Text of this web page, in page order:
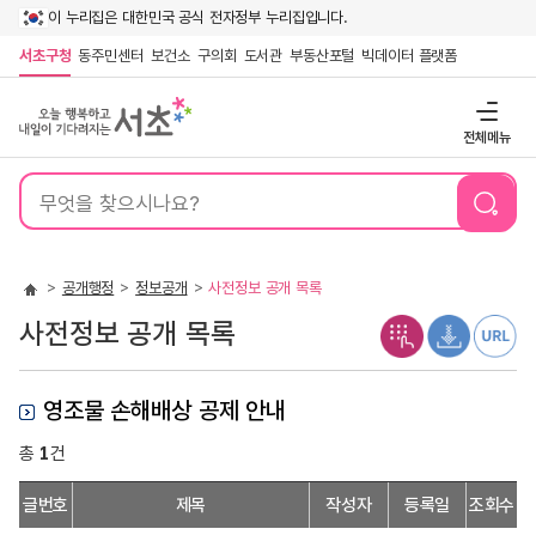
이 누리집은 대한민국 공식 전자정부 누리집입니다.
서초구청 동주민센터 보건소 구의회 도서관 부동산포털 빅데이터 플랫폼
전체메뉴
통
검
공개행정 정보공개 사전정보 공개 목록
사전정보 공개 목록
영조물 손해배상 공제 안내
총 1건
영
글번호 제목 작성자 등록일 조회수